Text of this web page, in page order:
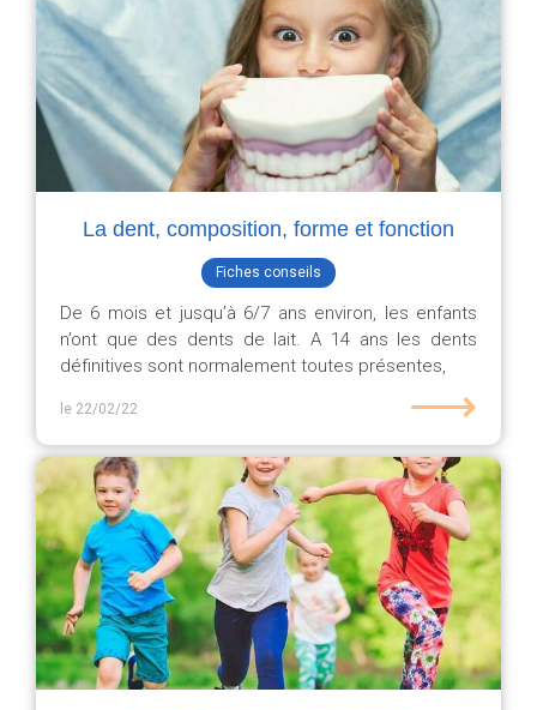
La dent, composition, forme et fonction
Fiches conseils
De 6 mois et jusqu’à 6/7 ans environ, les enfants
n’ont que des dents de lait. A 14 ans les dents
définitives sont normalement toutes présentes,
le 22/02/22 ⟶